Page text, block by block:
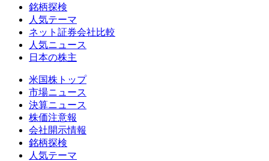
銘柄探検
人気テーマ
ネット証券会社比較
人気ニュース
日本の株主
米国株トップ
市場ニュース
決算ニュース
株価注意報
会社開示情報
銘柄探検
人気テーマ